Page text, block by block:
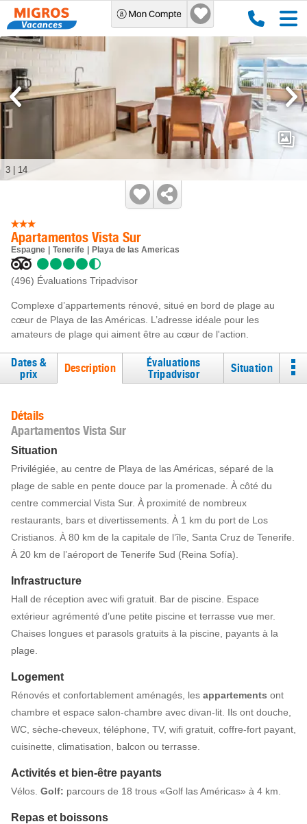
Apartamentos Vista Sur
Espagne Tenerife Playa de las Americas
(496) Évaluations Tripadvisor
Complexe d’appartements rénové, situé en bord de plage au
cœur de Playa de las Américas. L’adresse idéale pour les
amateurs de plage qui aiment être au cœur de l'action.
3 14
Dates &
prix
Description
Évaluations
Tripadvisor
Situation
Détails
Apartamentos Vista Sur
Situation
Privilégiée, au centre de Playa de las Américas, séparé de la
plage de sable en pente douce par la promenade. À côté du
centre commercial Vista Sur. À proximité de nombreux
restaurants, bars et divertissements. À 1 km du port de Los
Cristianos. À 80 km de la capitale de l’île, Santa Cruz de Tenerife.
À 20 km de l’aéroport de Tenerife Sud (Reina Sofía).
Infrastructure
Hall de réception avec wifi gratuit. Bar de piscine. Espace
extérieur agrémenté d’une petite piscine et terrasse vue mer.
Chaises longues et parasols gratuits à la piscine, payants à la
plage.
Logement
Rénovés et confortablement aménagés, les appartements ont
chambre et espace salon-chambre avec divan-lit. Ils ont douche,
WC, sèche-cheveux, téléphone, TV, wifi gratuit, coffre-fort payant,
cuisinette, climatisation, balcon ou terrasse.
Activités et bien-être payants
Vélos. Golf: parcours de 18 trous «Golf las Américas» à 4 km.
Repas et boissons